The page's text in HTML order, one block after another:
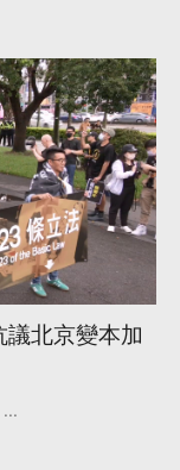
北京變本加
...